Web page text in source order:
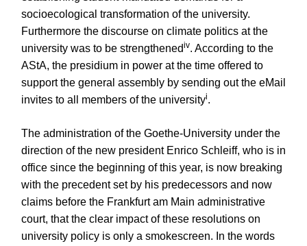
socioecological transformation of the university.
Furthermore the discourse on climate politics at the
university was to be strengthenediv. According to the
AStA, the presidium in power at the time offered to
support the general assembly by sending out the eMail
invites to all members of the universityi.
The administration of the Goethe-University under the
direction of the new president Enrico Schleiff, who is in
office since the beginning of this year, is now breaking
with the precedent set by his predecessors and now
claims before the Frankfurt am Main administrative
court, that the clear impact of these resolutions on
university policy is only a smokescreen. In the words